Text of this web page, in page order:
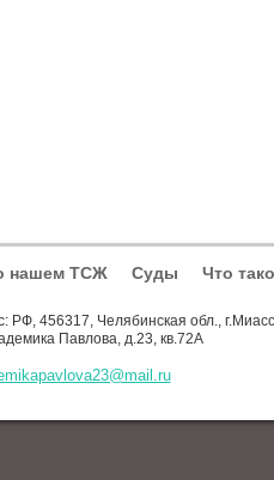
нашем ТСЖ Суды Что
РФ, 456317, Челябинская обл.,
Павлова, д.23, кв.72А